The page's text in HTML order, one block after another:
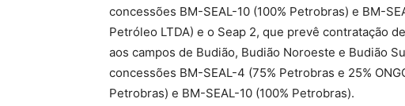
concessões BM-SEAL-10 (100% Petrobras) e BM-
Petróleo LTDA) e o Seap 2, que prevê contratação
aos campos de Budião, Budião Noroeste e Budião
concessões BM-SEAL-4 (75% Petrobras e 25%
Petrobras) e BM-SEAL-10 (100% Petrobras).